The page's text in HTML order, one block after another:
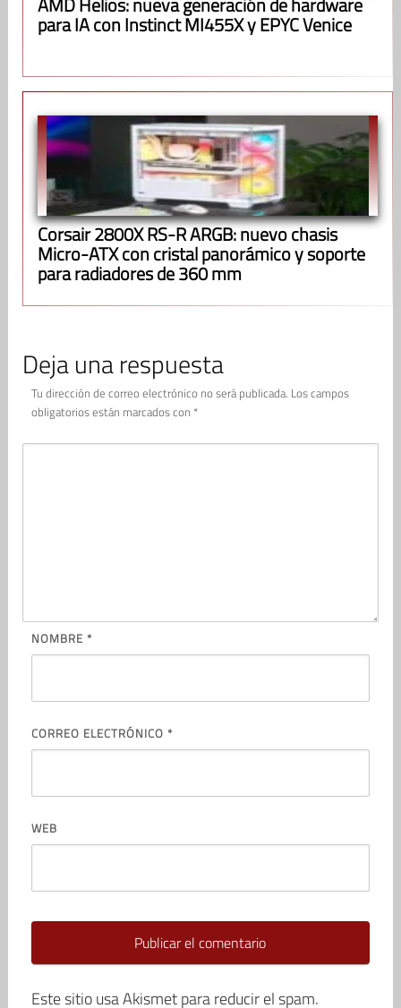
para IA con Instinct MI455X y EPYC Venice
Corsair 2800X RS-R ARGB: nuevo chasis
Micro-ATX con cristal panorámico y soporte
para radiadores de 360 mm
Deja una respuesta
Tu dirección de correo electrónico no será publicada. Los campos
obligatorios están marcados con *
NOMBRE *
CORREO ELECTRÓNICO *
WEB
Este sitio usa Akismet para reducir el spam.